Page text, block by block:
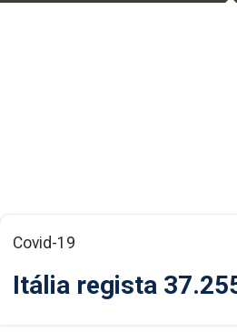
Covid-19
Itália regista